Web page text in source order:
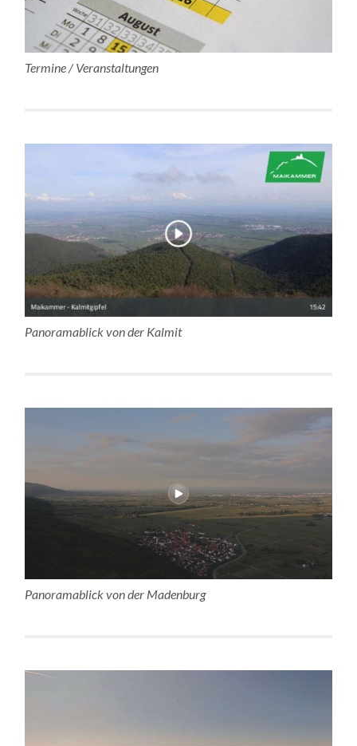
Termine / Veranstaltungen
Panoramablick von der Kalmit
Panoramablick von der Madenburg